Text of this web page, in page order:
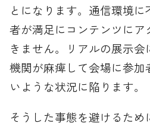
とになります。通信環境
者が満足にコンテンツに
きません。リアルの展示
機関が麻痺して会場に参加
いような状況に陥ります。
そうした事態を避けるた